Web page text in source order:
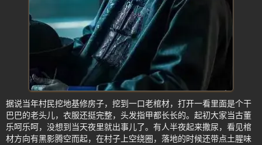
据说当年村民挖地基修房子，挖到一口老棺材，打开一看里面是个干
巴巴的老头儿，衣服还挺完整，头发指甲都长长的。起初大家当古董
乐呵乐呵，没想到当天夜里就出事儿了。有人半夜起来撒尿，看见棺
材方向有黑影腾空而起，在村子上空绕圈，落地的时候还带点土腥味